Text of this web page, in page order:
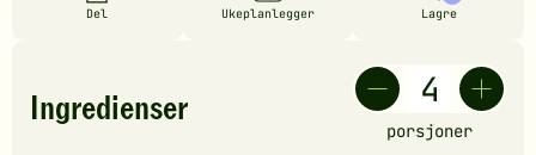
Del Ukeplanlegger Lagre
Ingredienser
porsjoner